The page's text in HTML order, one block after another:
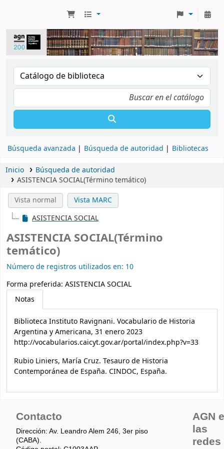
Búsqueda avanzada Búsqueda de autoridad Bibliotecas
Inicio
Búsqueda de autoridad
ASISTENCIA SOCIAL(Término temático)
Vista normal
Vista MARC
ASISTENCIA SOCIAL
ASISTENCIA SOCIAL(Término
temático)
Número de registros utilizados en: 10
Forma preferida: ASISTENCIA SOCIAL
Notas
Biblioteca Instituto Ravignani. Vocabulario de Historia
Argentina y Americana, 31 enero 2023
http://vocabularios.caicyt.gov.ar/portal/index.php?v=33
Rubio Liniers, María Cruz. Tesauro de Historia
Contemporánea de España. CINDOC, España.
Contacto
Dirección: Av. Leandro Alem 246, 3er piso
(CABA).
AGN
las
redes